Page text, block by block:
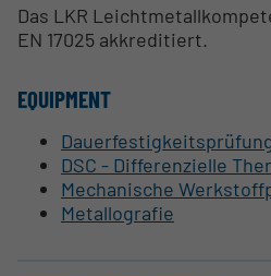
Das LKR
EN 17025 akkreditiert.
EQUIPMENT
DSC - Differenzielle
Mechanische
Metallografie